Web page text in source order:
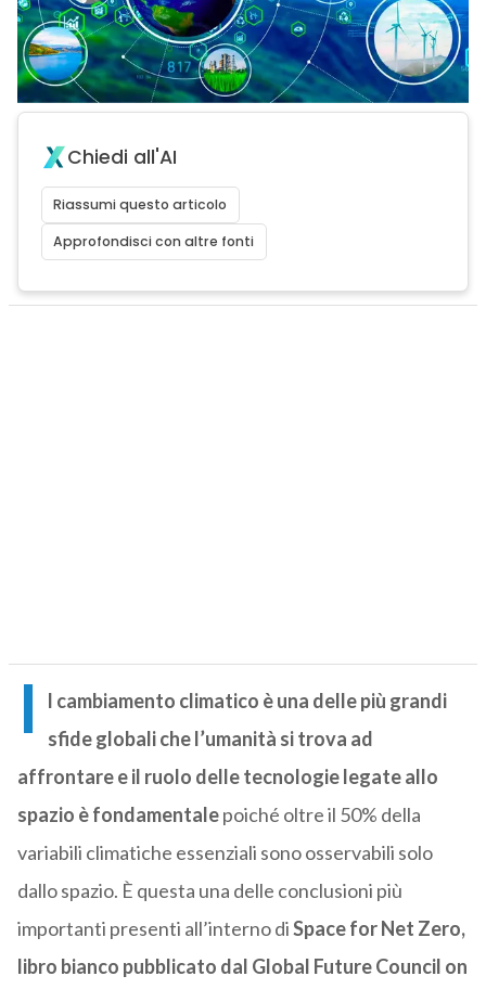
Chiedi all'AI
Riassumi questo articolo
Approfondisci con altre fonti
I
l cambiamento climatico è una delle più grandi
sfide globali che l’umanità si trova ad
affrontare e il ruolo delle tecnologie legate allo
spazio è fondamentalepoiché oltre il 50% della
variabili climatiche essenziali sono osservabili solo
dallo spazio. È questa una delle conclusioni più
importanti presenti all’interno diSpace for Net Zero,
libro bianco pubblicato dal Global Future Council on